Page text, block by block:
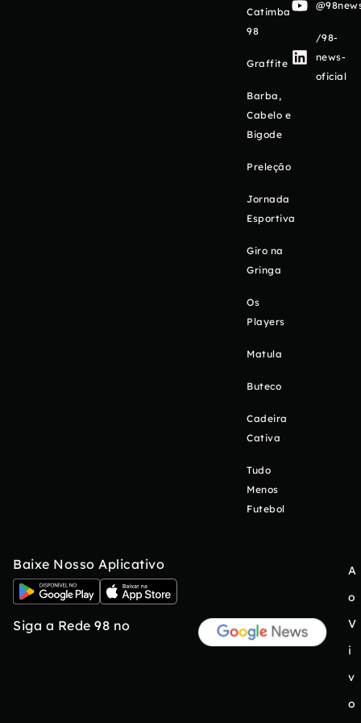
Catimba
98
Graffite
Barba,
Cabelo e
Bigode
Preleção
Jornada
Esportiva
Giro na
Gringa
Os
Players
Matula
Buteco
Cadeira
Cativa
Tudo
Menos
Futebol
/98-
news-
oficial
Baixe Nosso Aplicativo
Siga a Rede 98 no
A
o
V
i
v
o